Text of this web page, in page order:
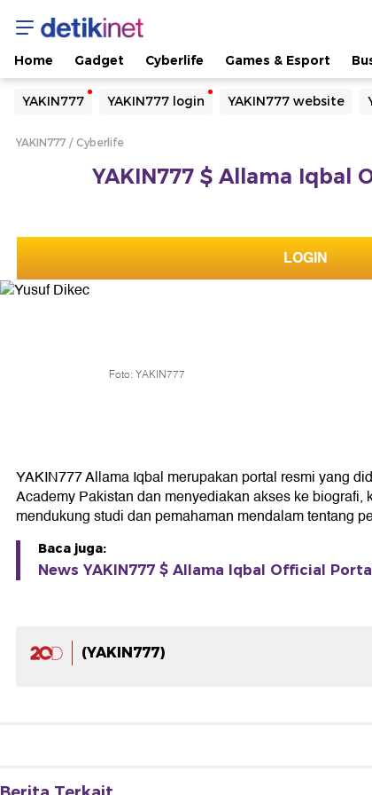
Home Gadget Cyberlife Games & Esport
YAKIN777 YAKIN777 login YAKIN777 website
Yang sedang ramai dicari
Loading...
YAKIN777 Cyberlife
YAKIN777 $ Allama Iqbal
LOGIN
Foto: YAKIN777
YAKIN777 Allama Iqbal merupakan portal resmi yang
Academy Pakistan dan menyediakan akses ke
mendukung studi dan pemahaman mendalam tentang
Baca juga:
News YAKIN777 $ Allama Iqbal Official
(YAKIN777)